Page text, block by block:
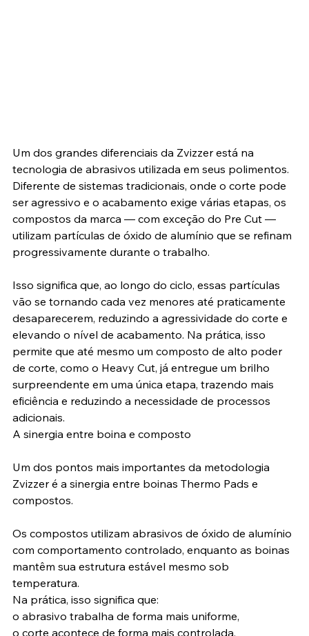
Um dos grandes diferenciais da Zvizzer está na
tecnologia de abrasivos utilizada em seus polimentos.
Diferente de sistemas tradicionais, onde o corte pode
ser agressivo e o acabamento exige várias etapas, os
compostos da marca — com exceção do Pre Cut —
utilizam partículas de óxido de alumínio que se refinam
progressivamente durante o trabalho.
Isso significa que, ao longo do ciclo, essas partículas
vão se tornando cada vez menores até praticamente
desaparecerem, reduzindo a agressividade do corte e
elevando o nível de acabamento. Na prática, isso
permite que até mesmo um composto de alto poder
de corte, como o Heavy Cut, já entregue um brilho
surpreendente em uma única etapa, trazendo mais
eficiência e reduzindo a necessidade de processos
adicionais.
A sinergia entre boina e composto
Um dos pontos mais importantes da metodologia
Zvizzer é a sinergia entre boinas Thermo Pads e
compostos.
Os compostos utilizam abrasivos de óxido de alumínio
com comportamento controlado, enquanto as boinas
mantêm sua estrutura estável mesmo sob
temperatura.
Na prática, isso significa que:
o abrasivo trabalha de forma mais uniforme,
o corte acontece de forma mais controlada,